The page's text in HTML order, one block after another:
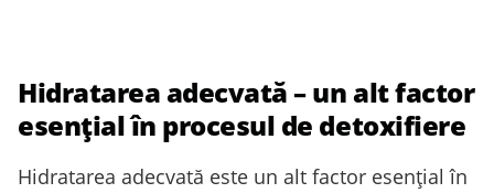
Hidratarea adecvată – un alt factor
esențial în procesul de detoxifiere
Hidratarea adecvată este un alt factor esențial în